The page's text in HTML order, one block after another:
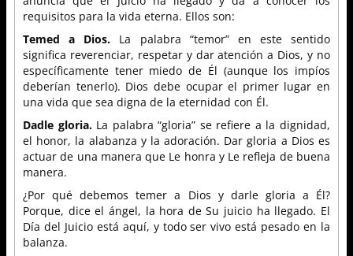
requisitos para la vida eterna. Ellos son:
Temed a Dios. La palabra “temor” en este sentido
significa reverenciar, respetar y dar atención a Dios, y no
específicamente tener miedo de Él (aunque los impíos
deberían tenerlo). Dios debe ocupar el primer lugar en
una vida que sea digna de la eternidad con Él.
Dadle gloria.La palabra “gloria” se refiere a la dignidad,
el honor, la alabanza y la adoración. Dar gloria a Dios es
actuar de una manera que Le honra y Le refleja de buena
manera.
¿Por qué debemos temer a Dios y darle gloria a Él?
Porque, dice el ángel, la hora de Su juicio ha llegado. El
Día del Juicio está aquí, y todo ser vivo está pesado en la
balanza.